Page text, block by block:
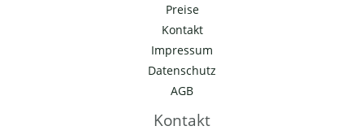
Preise
Kontakt
Impressum
Datenschutz
AGB
Kontakt